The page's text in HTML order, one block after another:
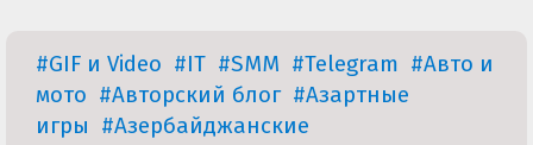
#GIF и Video #IT #SMM #Telegram #Авто и
мото #Авторский блог #Азартные
игры #Азербайджанские